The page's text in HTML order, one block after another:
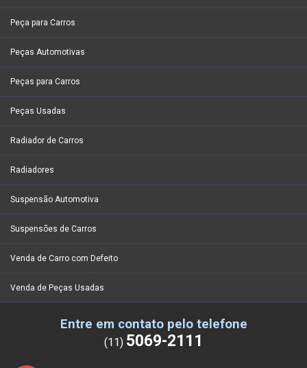
Peça para Carros
Peças Automotivas
Peças para Carros
Peças Usadas
Radiador de Carros
Radiadores
Suspensão Automotiva
Suspensões de Carros
Venda de Carro com Defeito
Venda de Peças Usadas
Entre em contato pelo telefone
(11) 5069-2111